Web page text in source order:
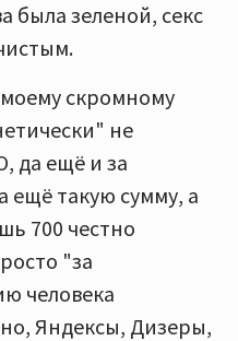
была зеленой, секс
скромному
не
да ещё и за
ещё такую сумму, а
700 честно
"за
человека
Яндексы, Дизеры,